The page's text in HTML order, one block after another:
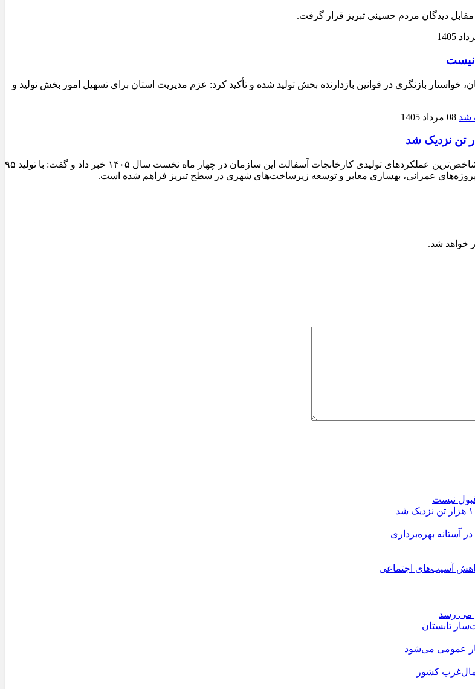
مقابل دیدگان مردم حسینی تبریز قرار گرفت.
نیست
بازنگری در قوانین بازدارنده بخش تولید شده و تأکید کرد: عزم مدیریت استان برای تسهیل امور بخش تولید و
08 مرداد 1405
مدیرعامل سازمان عمران و بازآفرینی فضاهای شهری شهرداری تبریز از ثبت یکی از شاخص‌ترین عملکردهای تولیدی کارخانجات آسفالت این سازمان در چهار ماه نخست سال ۱۴۰۵ خبر داد و گفت: با تولید ۹۵
خواهد شد.
نیست
آستانه بهره‌برداری
آسیب‌های اجتماعی
می‌ رسد
تابستان
عمومی می‌شود
کشور